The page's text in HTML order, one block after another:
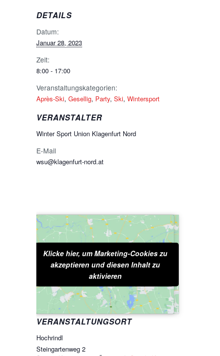
DETAILS
Datum:
Januar 28, 2023
Zeit:
8:00 - 17:00
Veranstaltungskategorien:
Après-Ski, Gesellig, Party, Ski, Wintersport
VERANSTALTER
Winter Sport Union Klagenfurt Nord
E-Mail
wsu@klagenfurt-nord.at
VERANSTALTUNGSORT
Hochrindl
Steingartenweg 2
Klicke hier, um Marketing-Cookies zu
akzeptieren und diesen Inhalt zu
aktivieren
Klicke hier, um Marketing-Cookies zu
akzeptieren und diesen Inhalt zu
aktivieren